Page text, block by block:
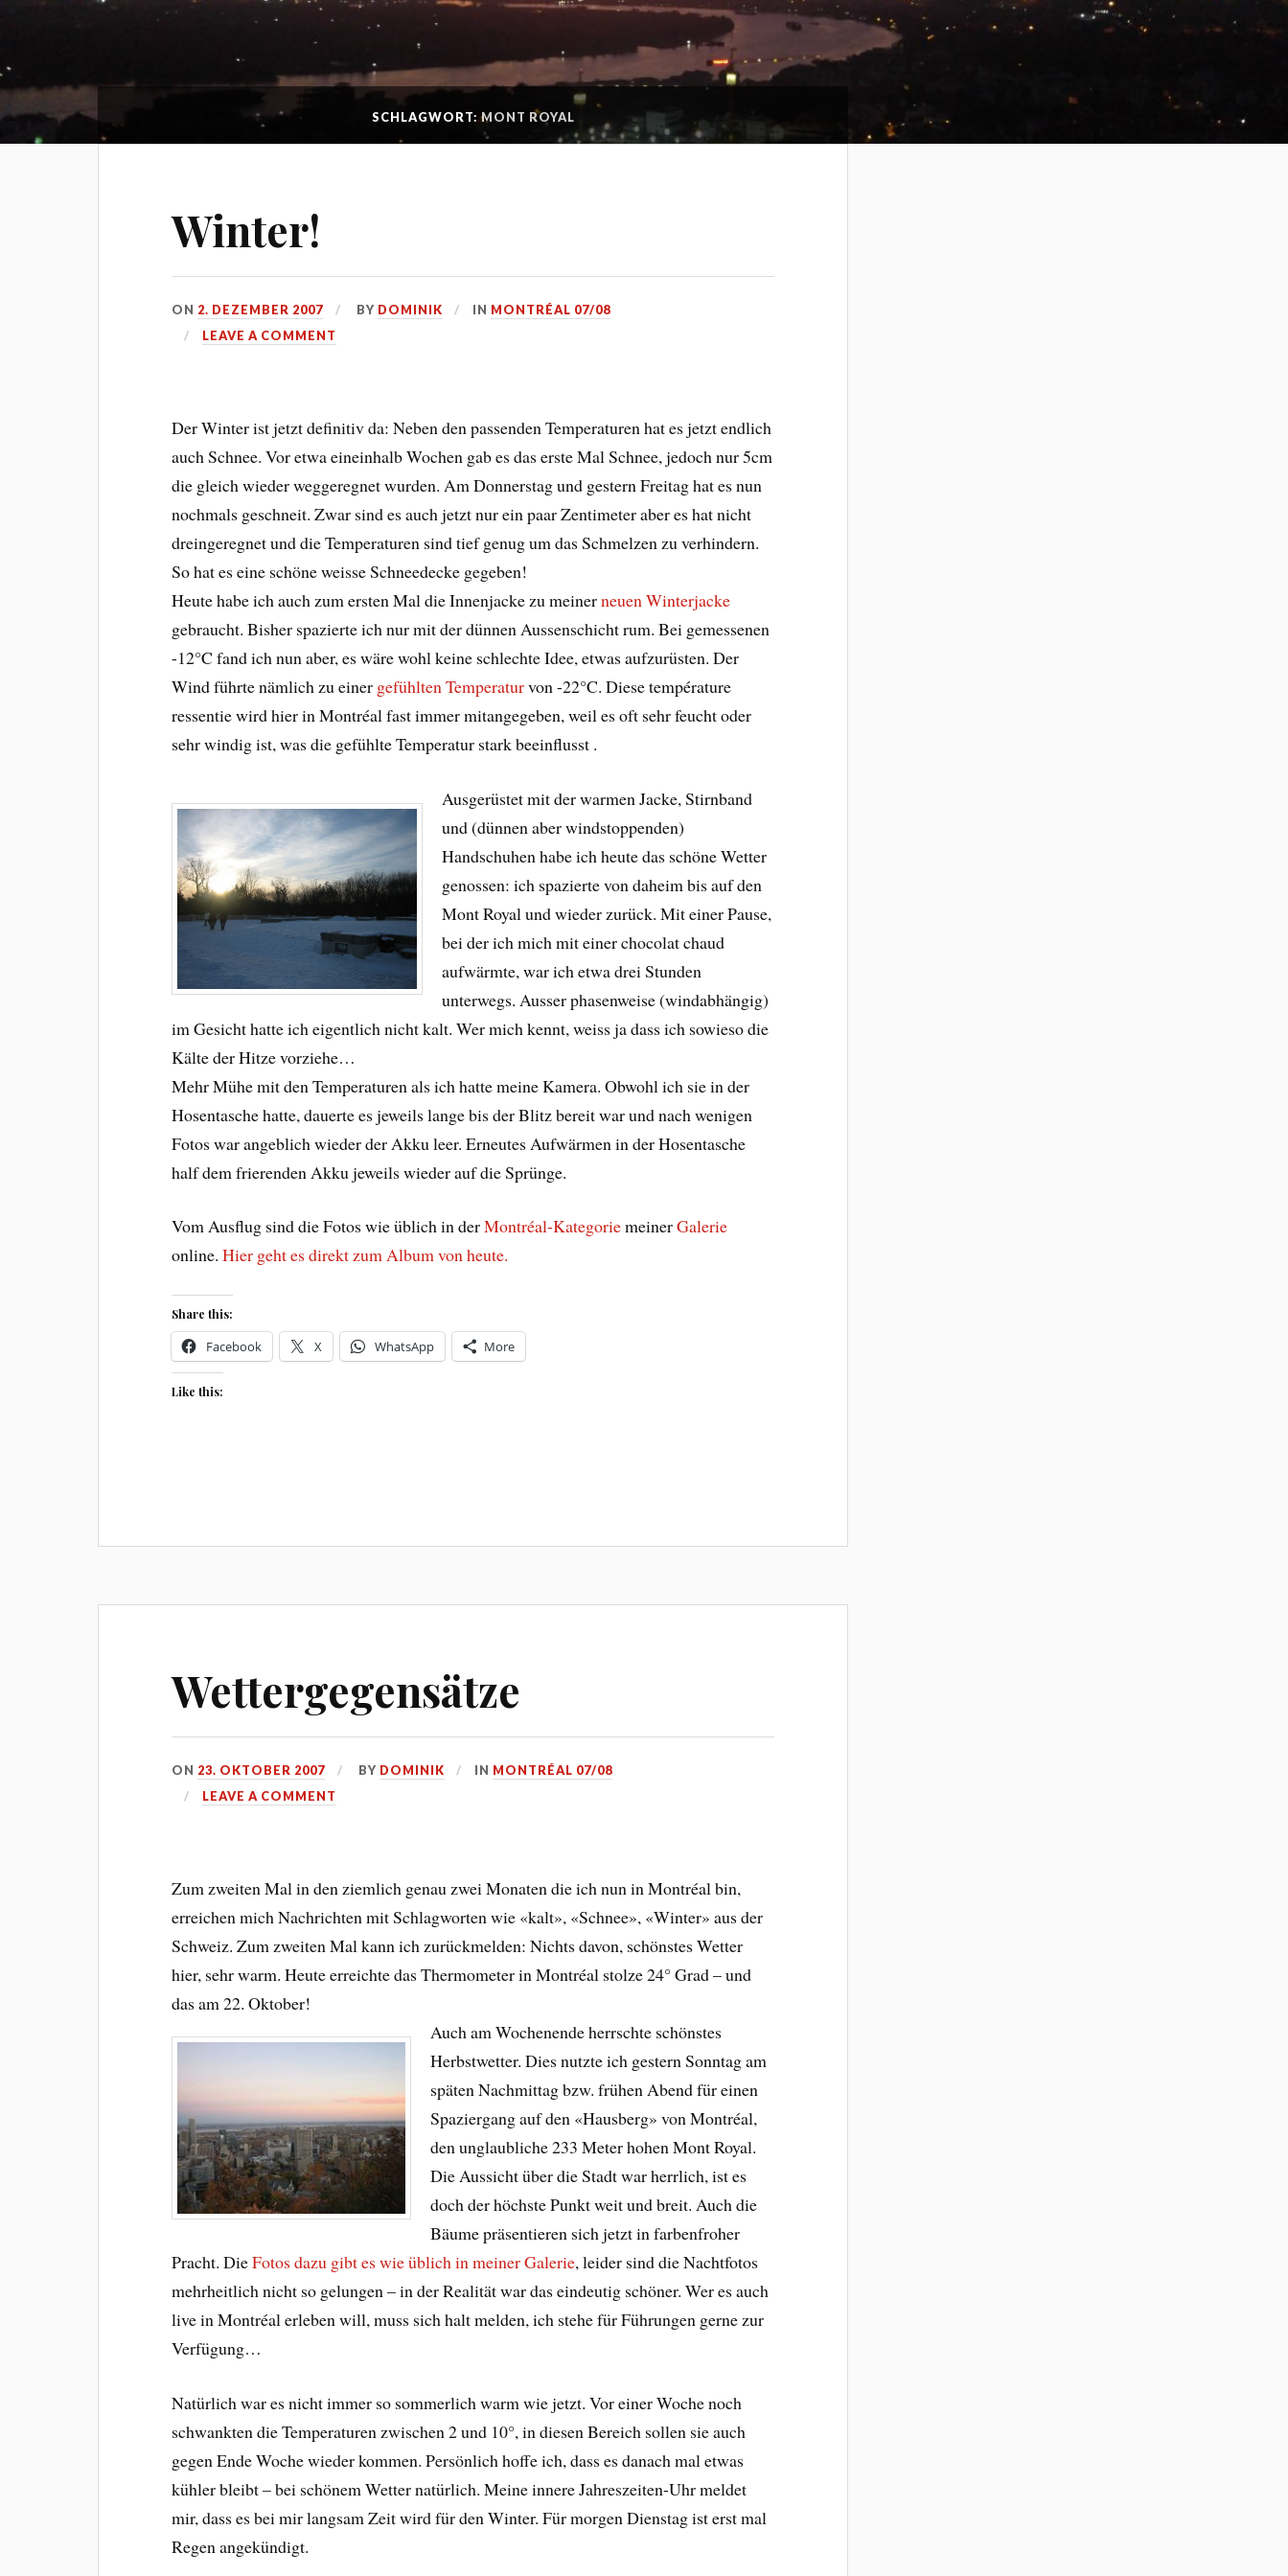
SCHLAGWORT:MONT ROYAL
Winter!
ON 2. DEZEMBER 2007 BY DOMINIK IN MONTRÉAL 07/08
LEAVE A COMMENT
Der Winter ist jetzt definitiv da: Neben den passenden Temperaturen hat es jetzt endlich
auch Schnee. Vor etwa eineinhalb Wochen gab es das erste Mal Schnee, jedoch nur 5cm
die gleich wieder weggeregnet wurden. Am Donnerstag und gestern Freitag hat es nun
nochmals geschneit. Zwar sind es auch jetzt nur ein paar Zentimeter aber es hat nicht
dreingeregnet und die Temperaturen sind tief genug um das Schmelzen zu verhindern.
So hat es eine schöne weisse Schneedecke gegeben!
Heute habe ich auch zum ersten Mal die Innenjacke zu meinerneuen Winterjacke
gebraucht. Bisher spazierte ich nur mit der dünnen Aussenschicht rum. Bei gemessenen
-12°C fand ich nun aber, es wäre wohl keine schlechte Idee, etwas aufzurüsten. Der
Wind führte nämlich zu einer gefühlten Temperaturvon -22°C. Diese température
ressentie wird hier in Montréal fast immer mitangegeben, weil es oft sehr feucht oder
sehr windig ist, was die gefühlte Temperatur stark beeinflusst .
Ausgerüstet mit der warmen Jacke, Stirnband
und (dünnen aber windstoppenden)
Handschuhen habe ich heute das schöne Wetter
genossen: ich spazierte von daheim bis auf den
Mont Royal und wieder zurück. Mit einer Pause,
bei der ich mich mit einer chocolat chaud
aufwärmte, war ich etwa drei Stunden
unterwegs. Ausser phasenweise (windabhängig)
im Gesicht hatte ich eigentlich nicht kalt. Wer mich kennt, weiss ja dass ich sowieso die
Kälte der Hitze vorziehe…
Mehr Mühe mit den Temperaturen als ich hatte meine Kamera. Obwohl ich sie in der
Hosentasche hatte, dauerte es jeweils lange bis der Blitz bereit war und nach wenigen
Fotos war angeblich wieder der Akku leer. Erneutes Aufwärmen in der Hosentasche
half dem frierenden Akku jeweils wieder auf die Sprünge.
Vom Ausflug sind die Fotos wie üblich in derMontréal-KategoriemeinerGalerie
online.Hier geht es direkt zum Album von heute.
Share this:
Facebook X WhatsApp More
Like this:
Wettergegensätze
ON 23. OKTOBER 2007 BY DOMINIK IN MONTRÉAL 07/08
LEAVE A COMMENT
Zum zweiten Mal in den ziemlich genau zwei Monaten die ich nun in Montréal bin,
erreichen mich Nachrichten mit Schlagworten wie «kalt», «Schnee», «Winter» aus der
Schweiz. Zum zweiten Mal kann ich zurückmelden: Nichts davon, schönstes Wetter
hier, sehr warm. Heute erreichte das Thermometer in Montréal stolze 24° Grad – und
das am 22. Oktober!
Auch am Wochenende herrschte schönstes
Herbstwetter. Dies nutzte ich gestern Sonntag am
späten Nachmittag bzw. frühen Abend für einen
Spaziergang auf den «Hausberg» von Montréal,
den unglaubliche 233 Meter hohen Mont Royal.
Die Aussicht über die Stadt war herrlich, ist es
doch der höchste Punkt weit und breit. Auch die
Bäume präsentieren sich jetzt in farbenfroher
Pracht. DieFotos dazu gibt es wie üblich in meiner Galerie, leider sind die Nachtfotos
mehrheitlich nicht so gelungen – in der Realität war das eindeutig schöner. Wer es auch
live in Montréal erleben will, muss sich halt melden, ich stehe für Führungen gerne zur
Verfügung…
Natürlich war es nicht immer so sommerlich warm wie jetzt. Vor einer Woche noch
schwankten die Temperaturen zwischen 2 und 10°, in diesen Bereich sollen sie auch
gegen Ende Woche wieder kommen. Persönlich hoffe ich, dass es danach mal etwas
kühler bleibt – bei schönem Wetter natürlich. Meine innere Jahreszeiten-Uhr meldet
mir, dass es bei mir langsam Zeit wird für den Winter. Für morgen Dienstag ist erst mal
Regen angekündigt.